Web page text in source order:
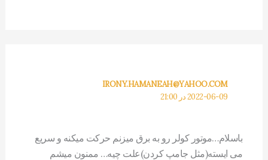
IRONY.HAMANEAH@YAHOO.COM
2022-06-09 در 21:00
باسلام…موتور کولر رو به برق میزنم حرکت میکنه و سریع
می ایسته(مثل جامپ کردن)علت چیه… ممنون میشم